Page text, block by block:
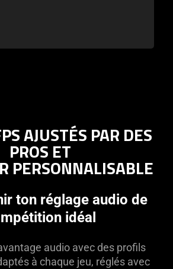
AJUSTÉS PAR DES
PROS ET
PERSONNALISABLE
ton réglage audio de
idéal
audio avec des profils
à chaque jeu, réglés avec